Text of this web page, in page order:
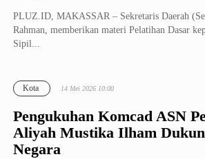
PLUZ.ID, MAKASSAR – Sekretaris Daerah
Rahman, memberikan materi Pelatihan Dasar
Sipil...
Pengukuhan Komcad ASN
Aliyah Mustika Ilham
Negara
Kota 14 Mei 2026 10:00